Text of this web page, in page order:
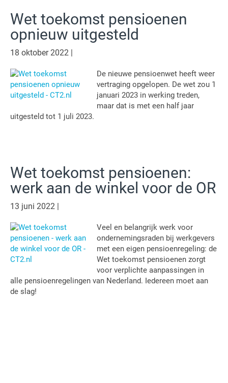
Wet toekomst pensioenen
opnieuw uitgesteld
18 oktober 2022
De nieuwe pensioenwet heeft weer
vertraging opgelopen. De wet zou 1
januari 2023 in werking treden,
maar dat is met een half jaar
uitgesteld tot 1 juli 2023.
Wet toekomst pensioenen:
werk aan de winkel voor de OR
13 juni 2022
Veel en belangrijk werk voor
ondernemingsraden bij werkgevers
met een eigen pensioenregeling: de
Wet toekomst pensioenen zorgt
voor verplichte aanpassingen in
alle pensioenregelingen van Nederland. Iedereen moet aan
de slag!